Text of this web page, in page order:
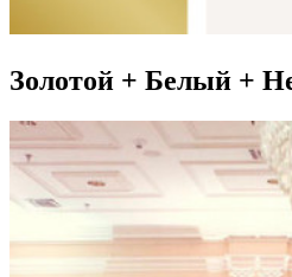
Золотой + Белый +